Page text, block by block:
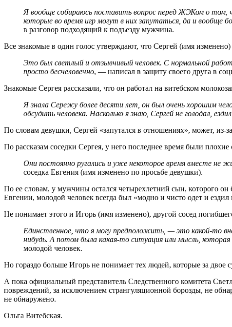
Я вообще собираюсь поставить вопрос перед ЖЭКом о том,
которые во время игр могут в них запутаться, да и
в разговор подходящий к подъезду мужчина.
Все знакомые в один голос утверждают, что Сергей (имя
Это был светлый и отзывчивый человек. С нормальной
просто бесчеловечно, — написал в защиту своего друга в
Знакомые Сергея рассказали, что он работал на витебском
Я знала Сережу более десяти лет, он был очень хорошим
обсудить человека. Насколько я знаю, Сергей не голодал,
По словам девушки, Сергей «запутался в отношениях», может, из-
По рассказам соседки Сергея, у него последнее время были
Они постоянно ругались и уже некоторое время вместе не
соседка Евгения (имя изменено по просьбе девушки).
По ее словам, у мужчины остался четырехлетний сын, которого
Евгении, молодой человек всегда был «модно и чисто одет и
Не понимает этого и Игорь (имя изменено), другой сосед
Единственное, что я могу предположить, — это какой-то
нибудь. А потом была какая-то ситуация или мысль,
молодой человек.
Но гораздо больше Игорь не понимает тех людей, которые за двое
А пока официальный представитель Следственного комитета
повреждений, за исключением странгуляционной борозды, не
не обнаружено.
Ольга Витебская.